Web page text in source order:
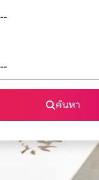
ค้นหา